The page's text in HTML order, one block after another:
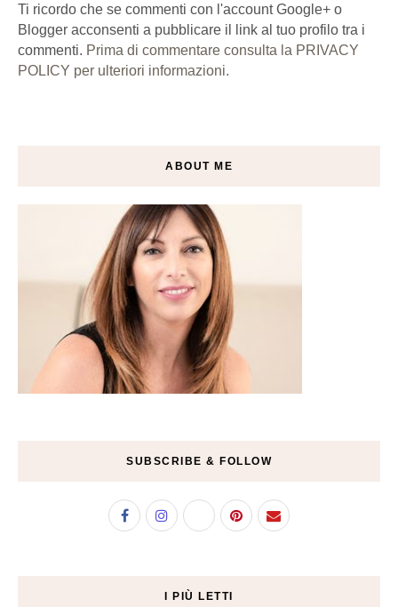
Ti ricordo che se commenti con l'account Google+ o
Blogger acconsenti a pubblicare il link al tuo profilo tra i
commenti. Prima di commentare consulta la PRIVACY
POLICY per ulteriori informazioni.
ABOUT ME
SUBSCRIBE & FOLLOW
I PIÙ LETTI